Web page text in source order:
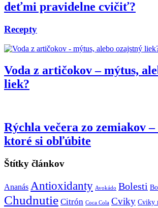
deťmi pravidelne cvičiť?
Recepty
Voda z artičokov – mýtus,
liek?
Rýchla večera zo zemiakov –
ktoré si obľúbite
Štítky článkov
Ananás Antioxidanty Avokádo Bolesti
Chudnutie Citrón Coca Cola Cviky Cviky